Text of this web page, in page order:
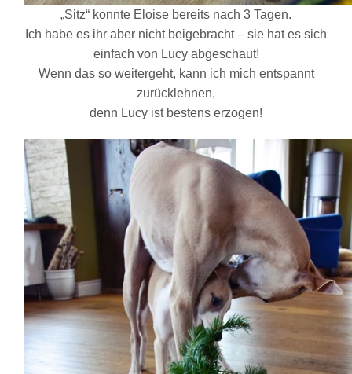
„Sitz“ konnte Eloise bereits nach 3 Tagen.
Ich habe es ihr aber nicht beigebracht – sie hat es sich
einfach von Lucy abgeschaut!
Wenn das so weitergeht, kann ich mich entspannt
zurücklehnen,
denn Lucy ist bestens erzogen!